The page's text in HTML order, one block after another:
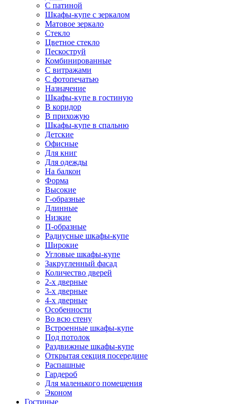
С патиной
Шкафы-купе с зеркалом
Матовое зеркало
Стекло
Цветное стекло
Пескоструй
Комбинированные
С витражами
С фотопечатью
Назначение
Шкафы-купе в гостиную
В коридор
В прихожую
Шкафы-купе в спальню
Детские
Офисные
Для книг
Для одежды
На балкон
Форма
Высокие
Г-образные
Длинные
Низкие
П-образные
Радиусные шкафы-купе
Широкие
Угловые шкафы-купе
Закругленный фасад
Количество дверей
2-х дверные
3-х дверные
4-х дверные
Особенности
Во всю стену
Встроенные шкафы-купе
Под потолок
Раздвижные шкафы-купе
Открытая секция посередине
Распашные
Гардероб
Для маленького помещения
Эконом
Гостиные